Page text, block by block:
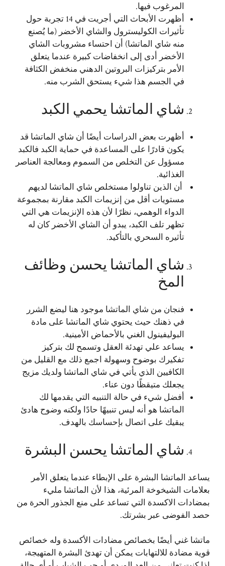
المرغوب فيها.
أظهرت الأبحاث التي أجريت في 14 تجربة حول
تأثيرات الكوليسترول والشاي الأخضر (ما يُصنع
منه شاي الماتشا) أن احتساء مشروبات الشاي
الأخضر أدى إلى انخفاضات كبيرة عندما يتعلق
الأمر بتركيزات البروتين الدهني منخفض الكثافة
في الجسم هذا شيء يستحق الشرب منه.
شاي الماتشا يحمي الكبد
أظهرت بعض الدراسات أيضًا أن شاي الماتشا قد
يكون قادرًا على المساعدة في حماية الكبد فالكبد
مسؤول عن التخلص من السموم ومعالجة العناصر
الغذائية.
أن الذين تناولوا مستخلص شاي الماتشا لديهم
مستويات أقل من إنزيمات الكبد مقارنة بمجموعة
الدواء الوهمي، نظرًا لأن هذه الإنزيمات هي التي
تظهر تلف الكبد، يبدو أن الشاي الأخضر كان له
تأثيره السحري بالتأكيد.
شاي الماتشا يحسن وظائف
المخ
فنجان من شاي الماتشا موجود هنا ليضع الشرر
في ذهنك حيث يحتوي شاي الماتشا على مادة
البوليفينول الغني بالأحماض الأمينية.
يساعد علي تهدئة العقل وتسمح لك بتركيز
تفكيرك بوضوح وسهولة اجمع ذلك مع القليل من
الكافيين الذي يأتي في شاي الماتشا ولديك مزيج
يجعلك متيقظًا دون عناء.
أفضل شيء في حالة التنبيه التي يقدمها لك
الماتشا هو أنه ليس تنبيهًا حادًا ولكنه وضوح هادئ
يبقيك على اتصال بإحساسك بالهدف.
شاي الماتشا يحسن البشرة
يساعد الماتشا البشرة على الإبطاء عندما يتعلق الأمر
بعلامات الشيخوخة المرئية، هذا لأن الماتشا مليء
بمضادات الاكسدة التي تساعد على منع الجذور الحرة من
حصد الفوضى عبر بشرتك.
ماتشا غني أيضًا بخصائص مضادات الأكسدة وله خصائص
قوية مضادة للالتهابات يمكن أن تهدئ البشرة المتهيجة،